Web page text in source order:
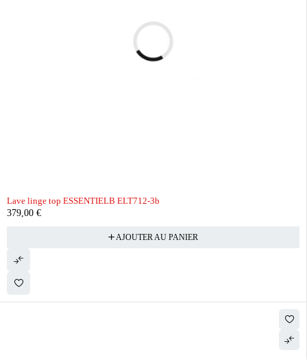
Lave linge top ESSENTIELB ELT712-3b
379,00 €
AJOUTER AU PANIER